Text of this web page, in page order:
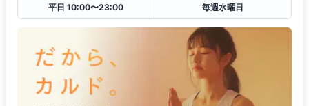
平日 10:00〜23:00
毎週水曜日